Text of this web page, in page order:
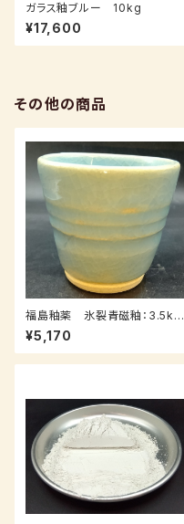
ガラス釉ブルー 10kg
¥17,600
その他の商品
福島釉薬 氷裂青磁釉：3.5kｇ
（送料込み：レターパックプラス）
¥5,170